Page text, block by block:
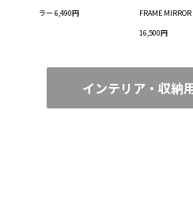
ラー 6,490円
FRAME
16,500円
インテリア・収納